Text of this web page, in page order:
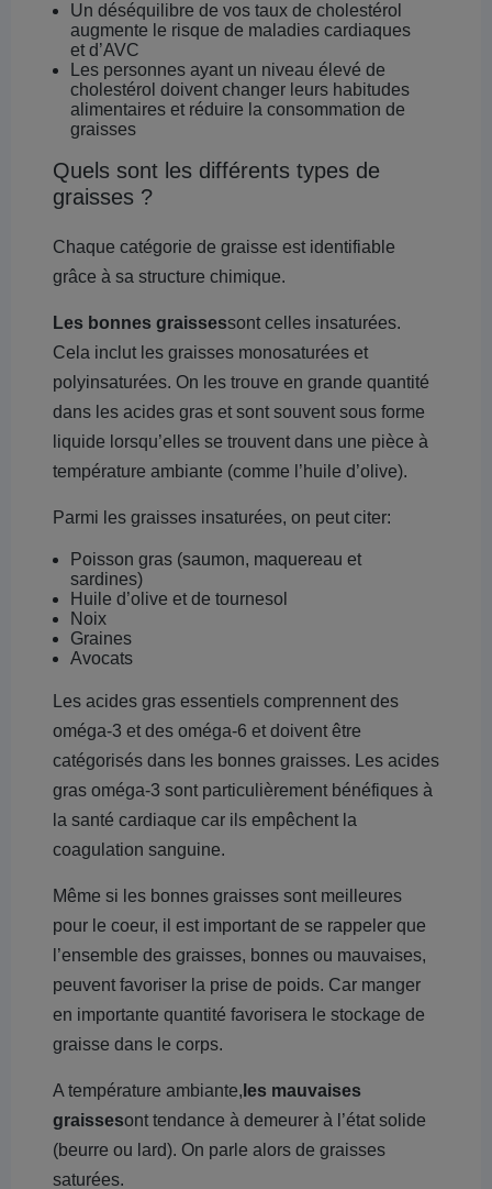
Un déséquilibre de vos taux de cholestérol
augmente le risque de maladies cardiaques
et d’AVC
Les personnes ayant un niveau élevé de
cholestérol doivent changer leurs habitudes
alimentaires et réduire la consommation de
graisses
Quels sont les différents types de
graisses ?
Chaque catégorie de graisse est identifiable
grâce à sa structure chimique.
Les bonnes graissessont celles insaturées.
Cela inclut les graisses monosaturées et
polyinsaturées. On les trouve en grande quantité
dans les acides gras et sont souvent sous forme
liquide lorsqu’elles se trouvent dans une pièce à
température ambiante (comme l’huile d’olive).
Parmi les graisses insaturées, on peut citer:
Poisson gras (saumon, maquereau et
sardines)
Huile d’olive et de tournesol
Noix
Graines
Avocats
Les acides gras essentiels comprennent des
oméga-3 et des oméga-6 et doivent être
catégorisés dans les bonnes graisses. Les acides
gras oméga-3 sont particulièrement bénéfiques à
la santé cardiaque car ils empêchent la
coagulation sanguine.
Même si les bonnes graisses sont meilleures
pour le coeur, il est important de se rappeler que
l’ensemble des graisses, bonnes ou mauvaises,
peuvent favoriser la prise de poids. Car manger
en importante quantité favorisera le stockage de
graisse dans le corps.
A température ambiante, les mauvaises
graissesont tendance à demeurer à l’état solide
(beurre ou lard). On parle alors de graisses
saturées.